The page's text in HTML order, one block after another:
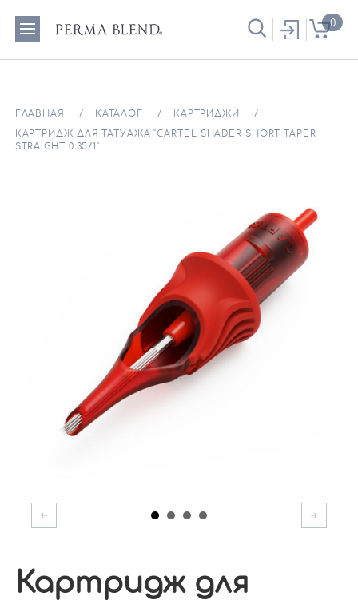
0
ГЛАВНАЯ КАТАЛОГ КАРТРИДЖИ
КАРТРИДЖ ДЛЯ ТАТУАЖА "CARTEL SHADER SHORT TAPER
STRAIGHT 0.35/1"
Картридж для